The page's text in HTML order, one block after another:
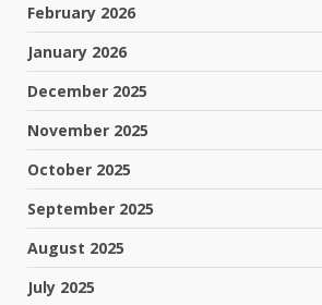
February 2026
January 2026
December 2025
November 2025
October 2025
September 2025
August 2025
July 2025